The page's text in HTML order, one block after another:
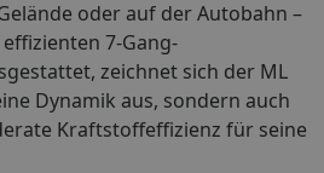
oder auf der Autobahn –
7-Gang-
zeichnet sich der ML
Dynamik aus, sondern auch
Kraftstoffeffizienz für seine